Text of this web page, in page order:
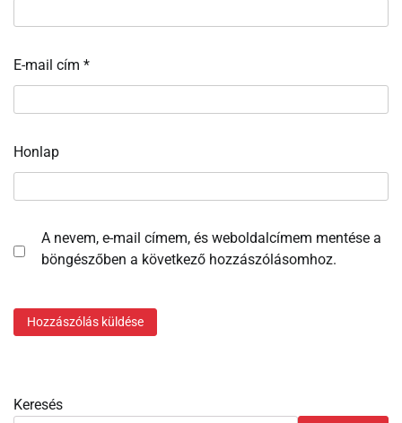
E-mail cím *
Honlap
A nevem, e-mail címem, és weboldalcímem mentése a
böngészőben a következő hozzászólásomhoz.
Keresés